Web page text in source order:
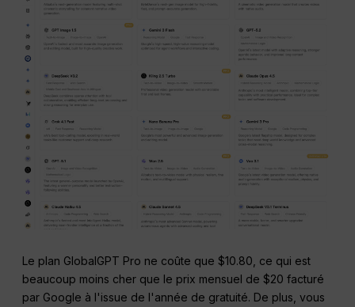
Le plan GlobalGPT Pro ne coûte que $10.80, ce qui est
beaucoup moins cher que le prix mensuel de $20 facturé
par Google à l'issue de l'année de gratuité. De plus, vous